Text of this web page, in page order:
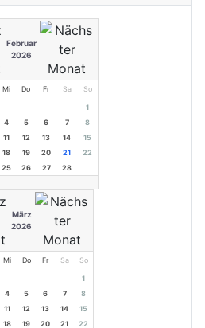
Februar
2026
Mi Do Fr Sa So
1
4 5 6 7
8
11 12 13 14
15
18 19 20 21
22
25 26 27 28
März
2026
Mi Do Fr Sa So
1
4 5 6 7
8
11 12 13 14
15
18 19 20 21 22